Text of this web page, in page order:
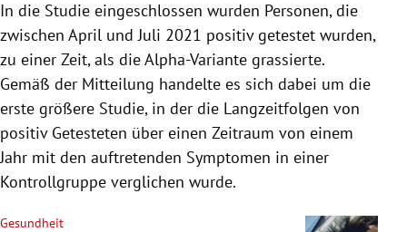
In die Studie eingeschlossen wurden Personen, die
zwischen April und Juli 2021 positiv getestet wurden,
zu einer Zeit, als die Alpha-Variante grassierte.
Gemäß der Mitteilung handelte es sich dabei um die
erste größere Studie, in der die Langzeitfolgen von
positiv Getesteten über einen Zeitraum von einem
Jahr mit den auftretenden Symptomen in einer
Kontrollgruppe verglichen wurde.
Gesundheit